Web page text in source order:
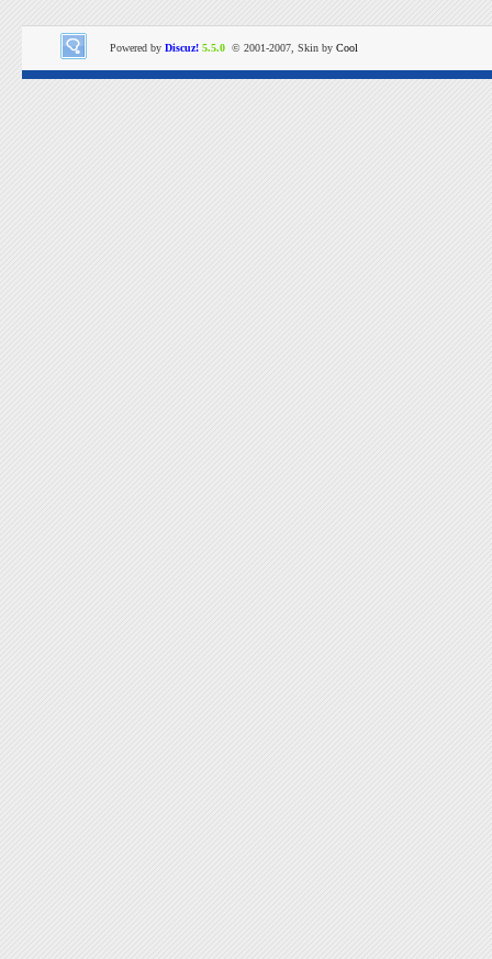
Powered by Discuz! 5.5.0 © 2001-2007, Skin by Cool